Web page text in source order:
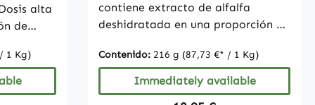
de
ni
1 Kg)
contiene extracto de alfalfa
deshidratada en una proporción de
(Medicago sativa). Cada
comprimido aporta 500 mg de
extracto de alfalfa, lo que equivale
Contenido: 216 g (87,73 €* / 1 Kg)
Immediately available